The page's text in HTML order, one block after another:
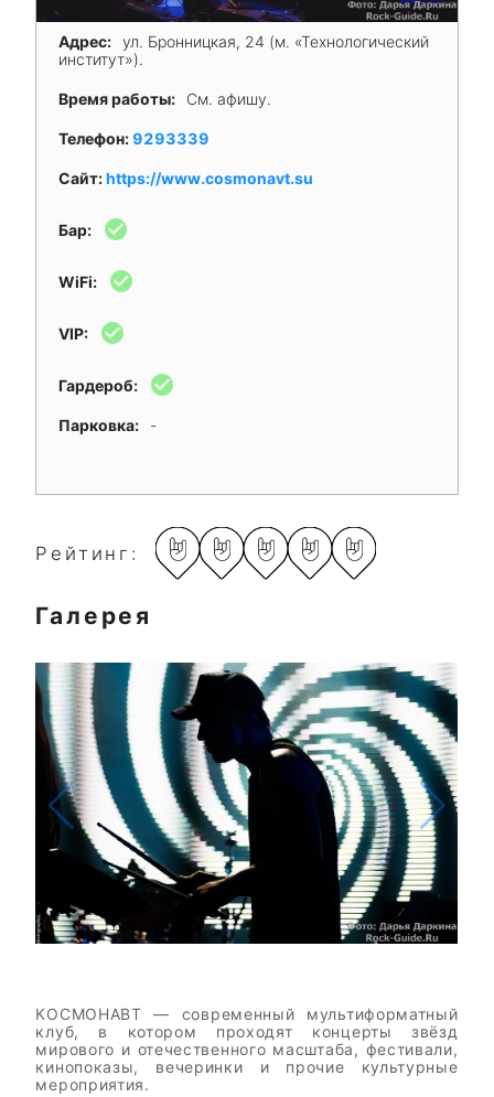
Адрес:
ул. Бронницкая, 24 (м. «Технологический
институт»).
Время работы: См. афишу.
Телефон:9293339
Сайт:https://www.cosmonavt.su
Бар: check_circle
WiFi: check_circle
VIP: check_circle
Гардероб: check_circle
Парковка: -
Рейтинг:
Галерея
КОСМОНАВТ — современный мультиформатный
клуб, в котором проходят концерты звёзд
мирового и отечественного масштаба, фестивали,
кинопоказы, вечеринки и прочие культурные
мероприятия.